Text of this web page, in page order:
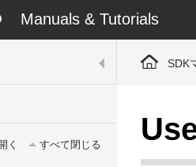
Manuals & Tutorials
く すべて閉じる
SDK